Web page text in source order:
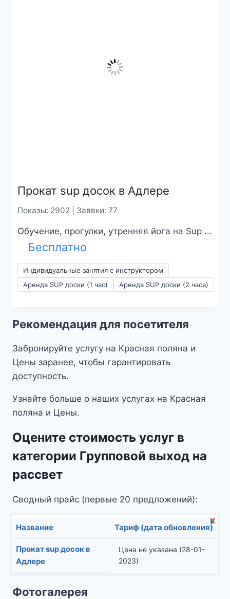
Прокат sup досок в Адлере
Показы: 2902 | Заявки: 77
Обучение, прогулки, утренняя йога на Sup ...
Бесплатно
Индивидуальные занятия с инструктором
Аренда SUP доски (1 час)
Аренда SUP доски (2 часа)
Рекомендация для посетителя
Забронируйте услугу на Красная поляна и
Цены заранее, чтобы гарантировать
доступность.
Узнайте больше о наших услугах на Красная
поляна и Цены.
Оцените стоимость услуг в
категории Групповой выход на
рассвет
Сводный прайс (первые 20 предложений):
Название Тариф (дата обновления)
Прокат sup досок в
Адлере
Цена не указана (28-01-
2023)
Фотогалерея